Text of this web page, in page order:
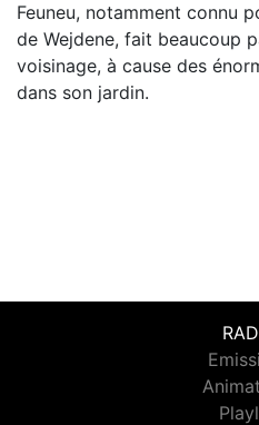
Feuneu, notamment connu
de Wejdene, fait beaucoup
voisinage, à cause des
dans son jardin.